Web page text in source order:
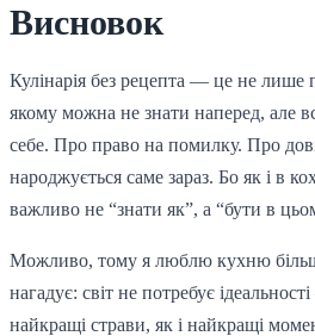
Висновок
Кулінарія без рецепта — це не лише
якому можна не знати наперед, але
себе. Про право на помилку. Про
народжується саме зараз. Бо як і в
важливо не “знати як”, а “бути в
Можливо, тому я люблю кухню
нагадує: світ не потребує
найкращі страви, як і найкращі